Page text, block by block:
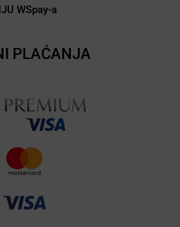
WSpay-a
PLAĆANJA